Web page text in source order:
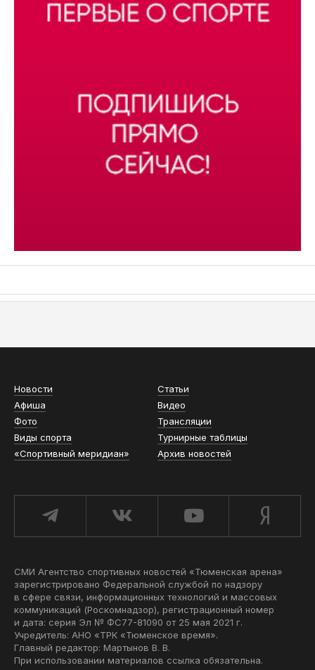
Новости
Статьи
Афиша
Видео
Фото
Трансляции
Виды спорта
Турнирные таблицы
«Спортивный меридиан»
Архив новостей
СМИ Агентство спортивных новостей «Тюменская арена»
зарегистрировано Федеральной службой по надзору
в сфере связи, информационных технологий и массовых
коммуникаций (Роскомнадзор), регистрационный номер
и дата: серия Эл № ФС77-81090 от 25 мая 2021 г.
Учредитель: АНО «ТРК «Тюменское время».
Главный редактор: Мартынов В. В.
При использовании материалов ссылка обязательна.